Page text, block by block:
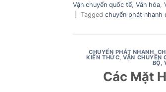
Vận chuyển quốc tế Văn hóa
Tagged chuyển phát nhanh
CHUYỂN PHÁT NHANH
KIẾN THỨC ,VẬN CHUYỂN
BỘ ,
Các Mặt